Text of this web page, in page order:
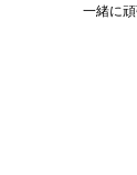
一緒に